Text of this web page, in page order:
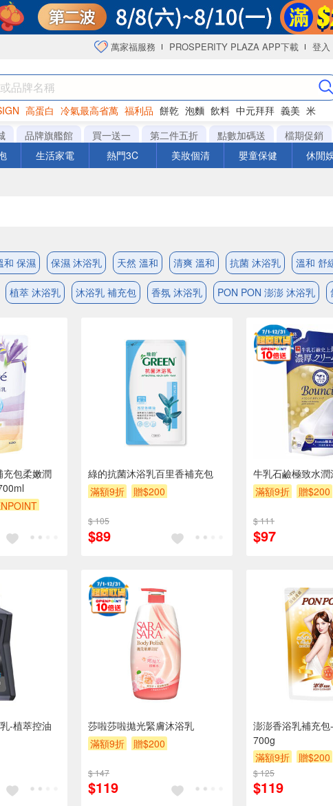
萬家福服務 PROSPERITY PLAZA APP下載 登入
高蛋白 冷氣最高省萬 福利品 餅乾 泡麵 飲料 中元拜拜 義美 米
海苔
品牌旗艦館 買一送一 第二件五折 點數加碼送 檔期促銷
生活家電 熱門3C 美妝個清 嬰童保健 休閒
和 保濕 保濕 沐浴乳 天然 溫和 清爽 溫和 抗菌 沐浴乳 溫和 舒
植萃 沐浴乳 沐浴乳 補充包 香氛 沐浴乳 PON PON 澎澎 沐浴乳
充包柔嫩潤
綠的抗菌沐浴乳百里香補充包
滿額9折
贈$200
$ 105
$89
牛乳石鹼極致水
滿額9折
贈$200
$ 111
$97
-植萃控油
莎啦莎啦拋光緊膚沐浴乳
滿額9折
贈$200
$ 147
$119
澎澎香浴乳補充
700g
滿額9折
贈$200
$ 125
$119